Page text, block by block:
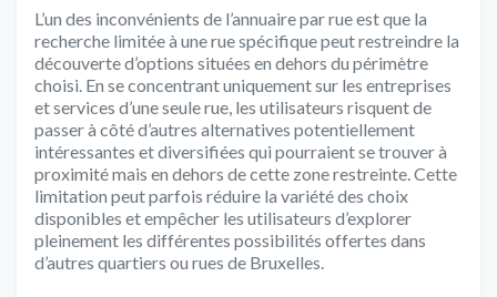
L’un des inconvénients de l’annuaire par rue est que la
recherche limitée à une rue spécifique peut restreindre la
découverte d’options situées en dehors du périmètre
choisi. En se concentrant uniquement sur les entreprises
et services d’une seule rue, les utilisateurs risquent de
passer à côté d’autres alternatives potentiellement
intéressantes et diversifiées qui pourraient se trouver à
proximité mais en dehors de cette zone restreinte. Cette
limitation peut parfois réduire la variété des choix
disponibles et empêcher les utilisateurs d’explorer
pleinement les différentes possibilités offertes dans
d’autres quartiers ou rues de Bruxelles.